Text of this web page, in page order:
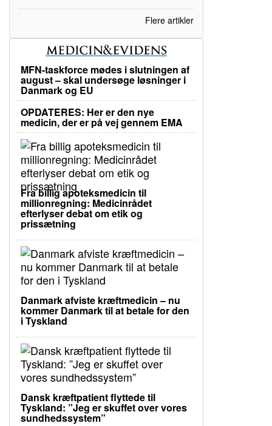
Flere artikler
MFN-taskforce mødes i slutningen af
august – skal undersøge løsninger i
Danmark og EU
OPDATERES: Her er den nye
medicin, der er på vej gennem EMA
Fra billig apoteksmedicin til
millionregning: Medicinrådet
efterlyser debat om etik og
prissætning
Danmark afviste kræftmedicin – nu
kommer Danmark til at betale for den
i Tyskland
Dansk kræftpatient flyttede til
Tyskland: ”Jeg er skuffet over vores
sundhedssystem”